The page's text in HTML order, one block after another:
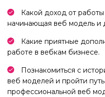
Какой доход от
начинающая веб модель и
Какие приятные
работе в вебкам бизнесе.
Познакомиться с
веб моделей и пройти
профессиональной веб